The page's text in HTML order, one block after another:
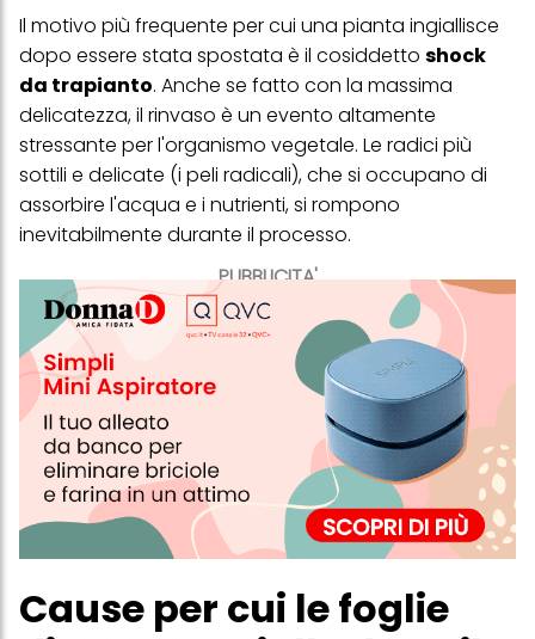
PUBBLICITA'
Il motivo più frequente per cui una pianta ingiallisce
dopo essere stata spostata è il cosiddetto shock
da trapianto. Anche se fatto con la massima
delicatezza, il rinvaso è un evento altamente
stressante per l'organismo vegetale. Le radici più
sottili e delicate (i peli radicali), che si occupano di
assorbire l'acqua e i nutrienti, si rompono
inevitabilmente durante il processo.
Cause per cui le foglie